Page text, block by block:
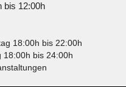
bis 12:00h
18:00h bis 22:00h
18:00h bis 24:00h